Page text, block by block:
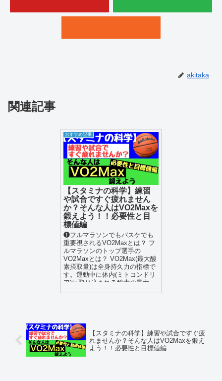
akitaka
関連記事
おすすめ記事
【スタミナの科学】練習
や試合ですぐ疲れません
か？そんな人はVO2Maxを
鍛えよう！！必要性と目
標値編
❶フルマラソンでもバスケでも
重要視されるVO2Maxとは？ フ
ルマラソンのトップ選手の
VO2Maxとは？ VO2Max(最大酸
素摂取量)は全身持久力の指標で
す。運動中に体内(ミトコンドリ
ア)に取り込まれる酸素の最大...
【スタミナの科学】練習や試合ですぐ疲
れませんか？そんな人はVO2Maxを鍛え
よう！！必要性と目標値編